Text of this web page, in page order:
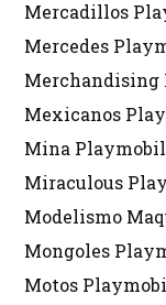
Mercadillos
Mercedes
Merchandising
Mexicanos
Mina Playmobil
Miraculous
Modelismo
Mongoles
Motos